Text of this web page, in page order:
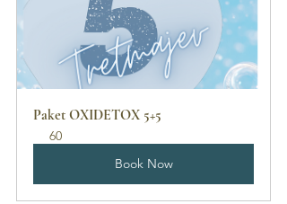
Paket OXIDETOX 5+5
60
Book Now